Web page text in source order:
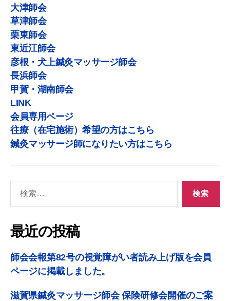
大津師会
草津師会
栗東師会
東近江師会
彦根・犬上鍼灸マッサージ師会
長浜師会
甲賀・湖南師会
LINK
会員専用ページ
往療（在宅施術）希望の方はこちら
鍼灸マッサージ師になりたい方はこちら
最近の投稿
師会会報第82号の視覚障がい者読み上げ版を会員
ページに掲載しました。
滋賀県鍼灸マッサージ師会 保険研修会開催のご案